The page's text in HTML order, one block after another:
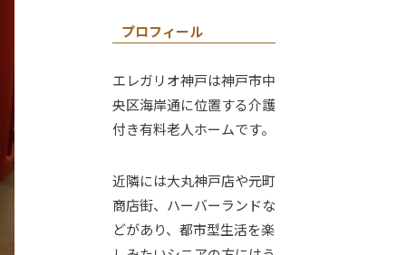
プロフィール
エレガリオ神戸は神戸市中
央区海岸通に位置する介護
付き有料老人ホームです。
近隣には大丸神戸店や元町
商店街、ハーバーランドな
どがあり、都市型生活を楽